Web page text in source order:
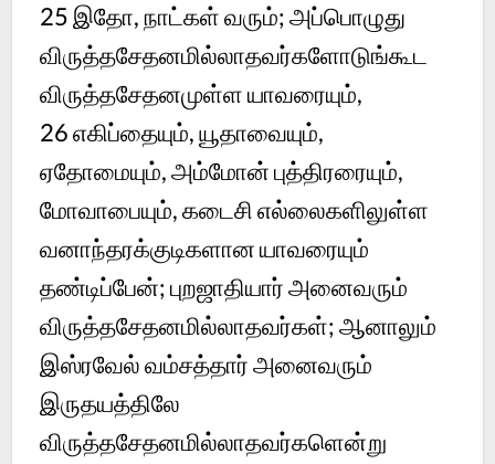
25 இதோ, நாட்கள் வரும்; அப்பொழுது
விருத்தசேதனமில்லாதவர்களோடுங்கூட
விருத்தசேதனமுள்ள யாவரையும்,
26 எகிப்தையும், யூதாவையும்,
ஏதோமையும், அம்மோன் புத்திரரையும்,
மோவாபையும், கடைசி எல்லைகளிலுள்ள
வனாந்தரக்குடிகளான யாவரையும்
தண்டிப்பேன்; புறஜாதியார் அனைவரும்
விருத்தசேதனமில்லாதவர்கள்; ஆனாலும்
இஸ்ரவேல் வம்சத்தார் அனைவரும்
இருதயத்திலே
விருத்தசேதனமில்லாதவர்களென்று